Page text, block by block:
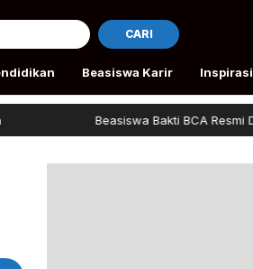
CARI
Beasiswa Karir Inspirasi
Beasiswa Bakti BCA Resmi Dibuka